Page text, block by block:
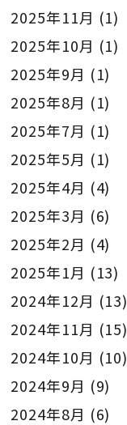
2025年11月 (1)
2025年10月 (1)
2025年9月 (1)
2025年8月 (1)
2025年7月 (1)
2025年5月 (1)
2025年4月 (4)
2025年3月 (6)
2025年2月 (4)
2025年1月 (13)
2024年12月 (13)
2024年11月 (15)
2024年10月 (10)
2024年9月 (9)
2024年8月 (6)